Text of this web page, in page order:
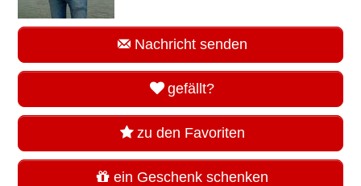
Nachricht senden
gefällt?
zu den Favoriten
ein Geschenk schenken